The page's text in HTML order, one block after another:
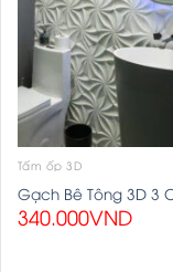
Tấm ốp 3D
Gạch Bê Tông 3D 3
340.000VND